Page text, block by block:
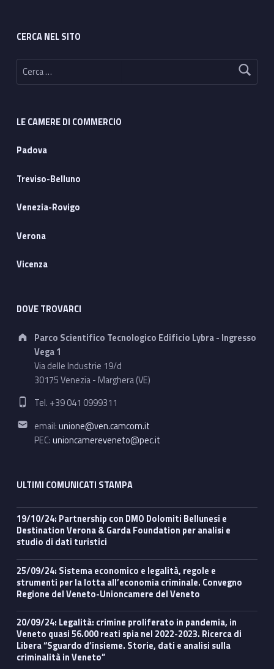
CERCA NEL SITO
Ricerca per:
LE CAMERE DI COMMERCIO
Padova
Treviso-Belluno
Venezia-Rovigo
Verona
Vicenza
DOVE TROVARCI
Address:
Parco Scientifico Tecnologico Edificio Lybra - Ingresso
Vega 1
Via delle Industrie 19/d
30175 Venezia - Marghera (VE)
Phone number:
Tel. +39 041 0999311
Email address:
email:unione@ven.camcom.it
PEC:unioncamereveneto@pec.it
ULTIMI COMUNICATI STAMPA
19/10/24: Partnership con DMO Dolomiti Bellunesi e
Destination Verona & Garda Foundation per analisi e
studio di dati turistici
25/09/24: Sistema economico e legalità, regole e
strumenti per la lotta all’economia criminale. Convegno
Regione del Veneto-Unioncamere del Veneto
20/09/24: Legalità: crimine proliferato in pandemia, in
Veneto quasi 56.000 reati spia nel 2022-2023. Ricerca di
Libera “Sguardo d’insieme. Storie, dati e analisi sulla
criminalità in Veneto”